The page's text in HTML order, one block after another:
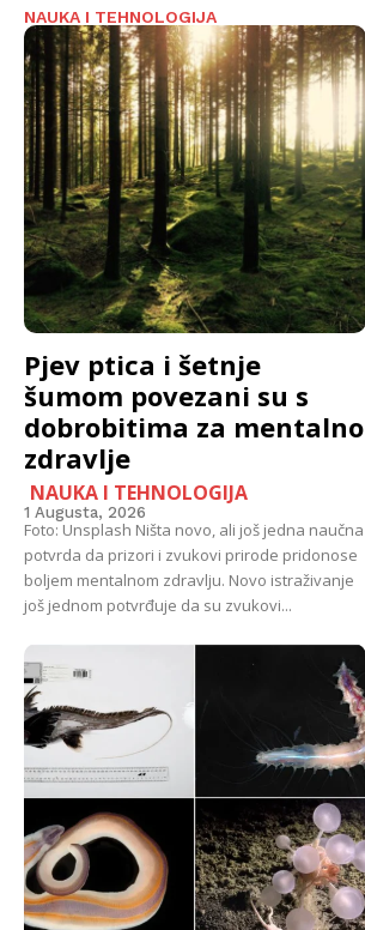
NAUKA I TEHNOLOGIJA
Pjev ptica i šetnje
šumom povezani su s
dobrobitima za mentalno
zdravlje
NAUKA I TEHNOLOGIJA
1 Augusta, 2026
Foto: Unsplash Ništa novo, ali još jedna naučna
potvrda da prizori i zvukovi prirode pridonose
boljem mentalnom zdravlju. Novo istraživanje
još jednom potvrđuje da su zvukovi...